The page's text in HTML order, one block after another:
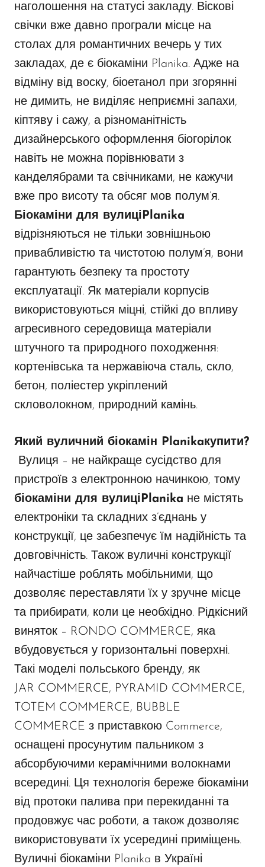
наголошення на статусі закладу. Віскові
свічки вже давно програли місце на
столах для романтичних вечерь у тих
закладах, де є біокаміни Planika. Адже на
відміну від воску, біоетанол при згорянні
не димить, не виділяє неприємні запахи,
кіптяву і сажу, а різноманітність
дизайнерського оформлення біогорілок
навіть не можна порівнювати з
канделябрами та свічниками, не кажучи
вже про висоту та обсяг мов полум’я.
Біокаміни для вулиціPlanika
відрізняються не тільки зовнішньою
привабливістю та чистотою полум’я, вони
гарантують безпеку та простоту
експлуатації. Як матеріали корпусів
використовуються міцні, стійкі до впливу
агресивного середовища матеріали
штучного та природного походження:
кортенівська та нержавіюча сталь, скло,
бетон, поліестер укріплений
скловолокном, природний камінь.
Який вуличний біокамін Planikaкупити?
Вулиця – не найкраще сусідство для
пристроїв з електронною начинкою, тому
біокаміни для вулиціPlanika не містять
електроніки та складних з’єднань у
конструкції, це забезпечує їм надійність та
довговічність. Також вуличні конструкції
найчастіше роблять мобільними, що
дозволяє переставляти їх у зручне місце
та прибирати, коли це необхідно. Рідкісний
виняток – RONDO COMMERCE, яка
вбудовується у горизонтальні поверхні.
Такі моделі польського бренду, як
JAR COMMERCE, PYRAMID COMMERCE,
TOTEM COMMERCE, BUBBLE
COMMERCE з приставкою Commerce,
оснащені просунутим пальником з
абсорбуючими керамічними волокнами
всередині. Ця технологія береже біокаміни
від протоки палива при перекиданні та
продовжує час роботи, а також дозволяє
використовувати їх усередині приміщень.
Вуличні біокаміни Planika в Україні